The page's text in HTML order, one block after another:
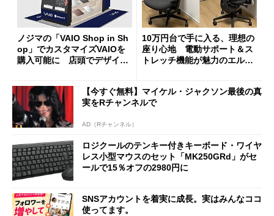
ノジマの「VAIO Shop in Sh
op」でカスタマイズVAIOを
購入可能に 店頭でデザイン
10万円台で手に入る、理想の
座り心地 電動サポート＆ス
トレッチ機能が魅力のエルゴ
【今すぐ無料】マイケル・ジャクソン最後の真
実をRチャンネルで
AD（Rチャンネル）
ロジクールのテンキー付きキーボード・ワイヤ
レス小型マウスのセット「MK250GRd」がセ
ールで15％オフの2980円に
SNSアカウントを着実に成長。実はみんなココ
使ってます。